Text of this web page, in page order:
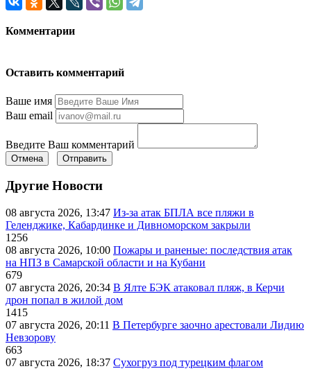
Комментарии
Оставить комментарий
Ваше имя
Ваш email
Введите Ваш комментарий
Отмена Отправить
Другие Новости
08 августа 2026, 13:47 Из-за атак БПЛА все пляжи в
Геленджике, Кабардинке и Дивноморском закрыли
1256
08 августа 2026, 10:00 Пожары и раненые: последствия атак
на НПЗ в Самарской области и на Кубани
679
07 августа 2026, 20:34 В Ялте БЭК атаковал пляж, в Керчи
дрон попал в жилой дом
1415
07 августа 2026, 20:11 В Петербурге заочно арестовали Лидию
Невзорову
663
07 августа 2026, 18:37 Сухогруз под турецким флагом